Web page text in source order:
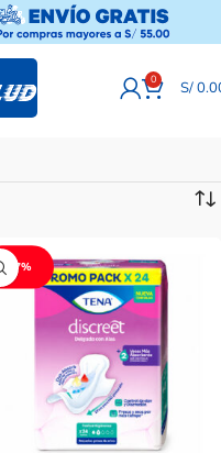
0 S/
-27%